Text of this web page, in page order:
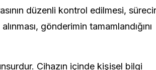
düzenli kontrol edilmesi,
gönderimin tamamlandığını
Cihazın içinde kişisel bilgi